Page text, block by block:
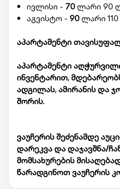
ივლისი - 70ლარი 90
აგვისტო - 90ლარი
აპარტამენტი
აპარტამენტი
ინვენტარით,
ადგილას, ამირანის და
შორის.
ვაუჩერის შეძენამდე
დარეკვა და დაჯავშნა/
მომსახურების
წარადგინოთ ვაუჩერის